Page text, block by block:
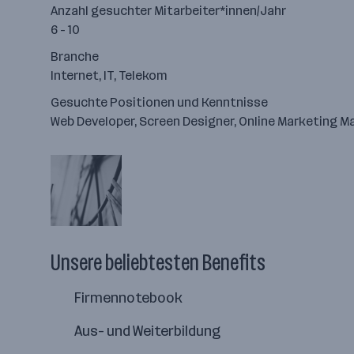
Anzahl gesuchter Mitarbeiter*innen/Jahr
6 - 10
Branche
Internet, IT, Telekom
Gesuchte Positionen und Kenntnisse
Web Developer, Screen Designer, Online Marketing
Unsere beliebtesten Benefits
Firmennotebook
Aus- und Weiterbildung